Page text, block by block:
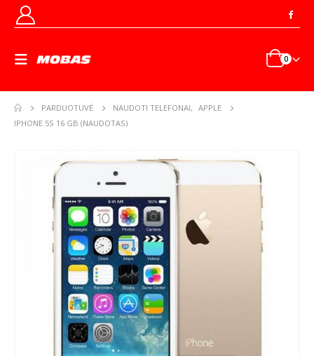
0
PARDUOTUVĖ NAUDOTI TELEFONAI,
APPLE
IPHONE 5S 16 GB (NAUDOTAS)